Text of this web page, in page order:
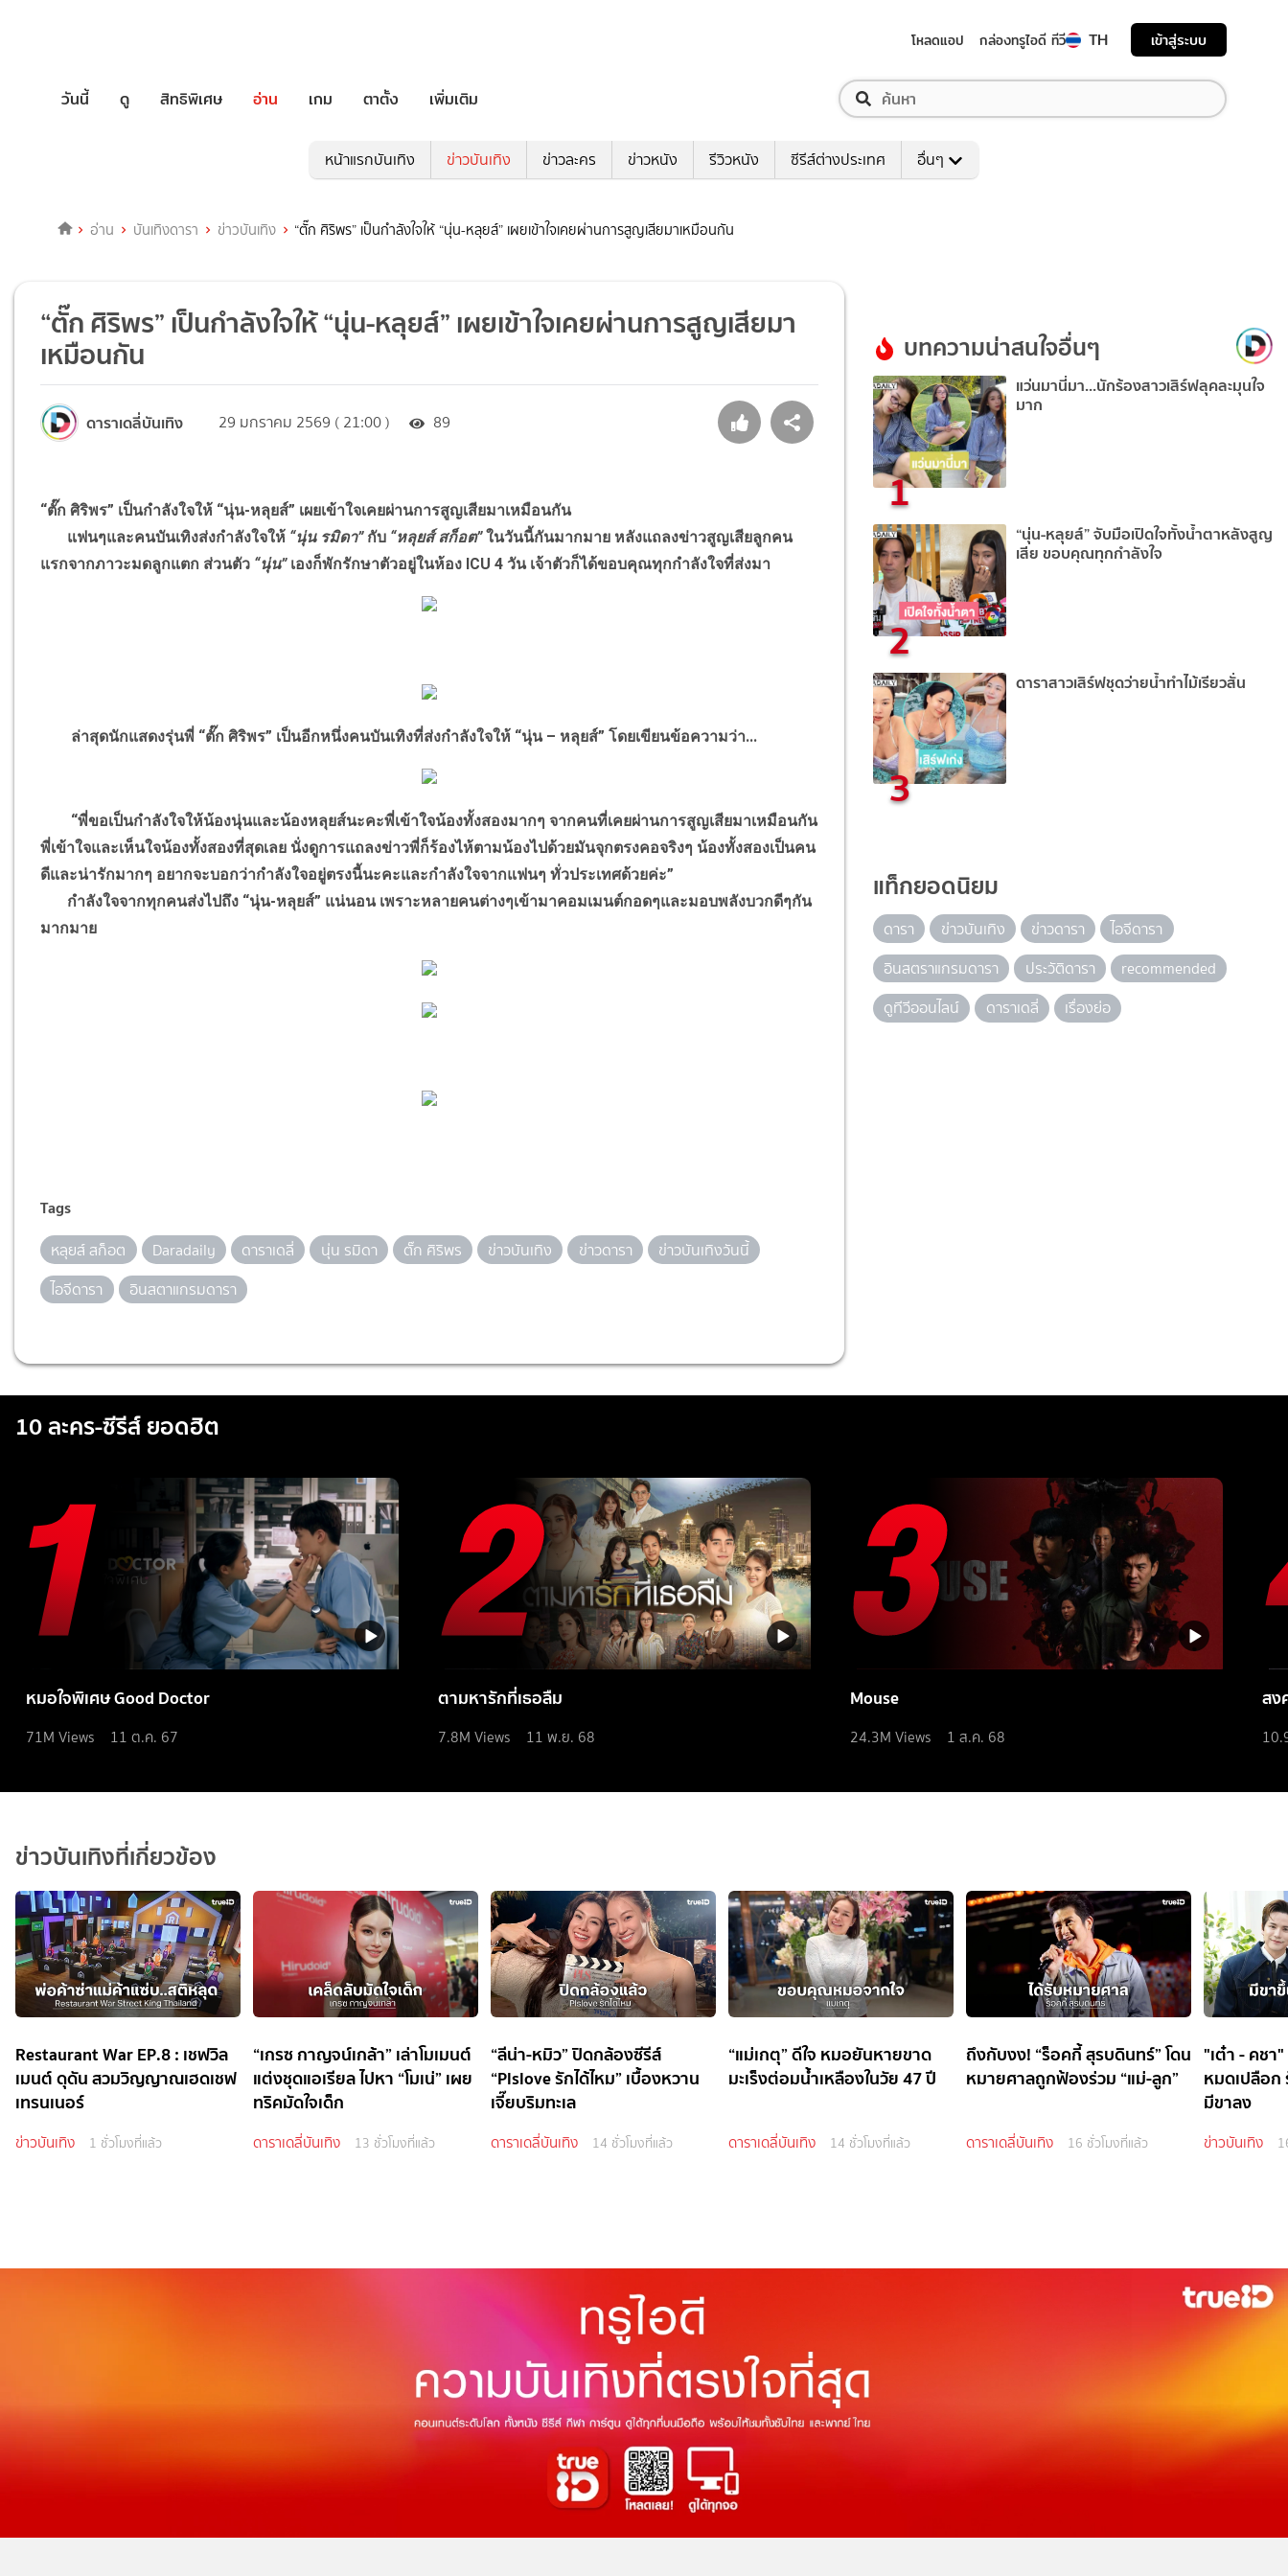
โหลดแอป กล่องทรูไอดี ทีวี TH เข้าสู่ระบบ
วันนี้ ดู สิทธิพิเศษ อ่าน เกม ตาตั้ง เพิ่มเติม
หน้าแรกบันเทิง ข่าวบันเทิง ข่าวละคร ข่าวหนัง รีวิวหนัง ซีรีส์ต่างประเทศ อื่นๆ
อ่าน บันเทิงดารา ข่าวบันเทิง “ตั๊ก ศิริพร” เป็นกำลังใจให้ “นุ่น-หลุยส์” เผยเข้าใจเคยผ่านการสูญเสียมาเหมือนกัน
“ตั๊ก ศิริพร” เป็นกำลังใจให้ “นุ่น-หลุยส์” เผยเข้าใจเคยผ่านการสูญเสียมา
เหมือนกัน
ดาราเดลี่บันเทิง 29 มกราคม 2569 ( 21:00 ) 89
“ตั๊ก ศิริพร” เป็นกำลังใจให้ “นุ่น-หลุยส์” เผยเข้าใจเคยผ่านการสูญเสียมาเหมือนกัน
แฟนๆและคนบันเทิงส่งกำลังใจให้ “นุ่น รมิดา”กับ “หลุยส์ สก็อต”ในวันนี้กันมากมาย หลังแถลงข่าวสูญเสียลูกคน
แรกจากภาวะมดลูกแตก ส่วนตัว “นุ่น”เองก็พักรักษาตัวอยู่ในห้อง ICU 4 วัน เจ้าตัวก็ได้ขอบคุณทุกกำลังใจที่ส่งมา
ล่าสุดนักแสดงรุ่นพี่ “ตั๊ก ศิริพร” เป็นอีกหนึ่งคนบันเทิงที่ส่งกำลังใจให้ “นุ่น – หลุยส์” โดยเขียนข้อความว่า...
“พี่ขอเป็นกำลังใจให้น้องนุ่นและน้องหลุยส์นะคะพี่เข้าใจน้องทั้งสองมากๆ จากคนที่เคยผ่านการสูญเสียมาเหมือนกัน
พี่เข้าใจและเห็นใจน้องทั้งสองที่สุดเลย นั่งดูการแถลงข่าวพี่ก็ร้องไห้ตามน้องไปด้วยมันจุกตรงคอจริงๆ น้องทั้งสองเป็นคน
ดีและน่ารักมากๆ อยากจะบอกว่ากำลังใจอยู่ตรงนี้นะคะและกำลังใจจากแฟนๆ ทั่วประเทศด้วยค่ะ”
กำลังใจจากทุกคนส่งไปถึง “นุ่น-หลุยส์” แน่นอน เพราะหลายคนต่างๆเข้ามาคอมเมนต์กอดๆและมอบพลังบวกดีๆกัน
มากมาย
Tags
หลุยส์ สก็อต Daradaily ดาราเดลี่ นุ่น รมิดา ตั๊ก ศิริพร ข่าวบันเทิง ข่าวดารา
ข่าวบันเทิงวันนี้
ไอจีดารา
อินสตาแกรมดารา
บทความน่าสนใจอื่นๆ
1
แว่นมานี่มา...นักร้องสาวเสิร์ฟลุคละมุนใจ
มาก
2
“นุ่น-หลุยส์” จับมือเปิดใจทั้งน้ำตาหลังสูญ
เสีย ขอบคุณทุกกำลังใจ
3
ดาราสาวเสิร์ฟชุดว่ายน้ำทำไม้เรียวสั่น
แท็กยอดนิยม
ดารา ข่าวบันเทิง ข่าวดารา
ไอจีดารา
อินสตราแกรมดารา
ประวัติดารา
recommended
ดูทีวีออนไลน์
ดาราเดลี่ เรื่องย่อ
10 ละคร-ซีรีส์ ยอดฮิต
หมอใจพิเศษ Good Doctor
71M Views 11 ต.ค. 67
ตามหารักที่เธอลืม
7.8M Views 11 พ.ย. 68
Mouse
24.3M Views 1 ส.ค. 68
สง
ข่าวบันเทิงที่เกี่ยวข้อง
Restaurant War EP.8 : เชฟวิล
เมนต์ ดุดัน สวมวิญญาณเฮดเชฟ
เทรนเนอร์
ข่าวบันเทิง 1 ชั่วโมงที่แล้ว
“เกรซ กาญจน์เกล้า” เล่าโมเมนต์
แต่งชุดแอเรียล ไปหา “โมเน่” เผย
ทริคมัดใจเด็ก
ดาราเดลี่บันเทิง 13 ชั่วโมงที่แล้ว
“ลีน่า-หมิว” ปิดกล้องซีรีส์
“Plslove รักได้ไหม” เบื้องหวาน
เจี๊ยบริมทะเล
ดาราเดลี่บันเทิง 14 ชั่วโมงที่แล้ว
“แม่เกตุ” ดีใจ หมอยันหายขาด
มะเร็งต่อมน้ำเหลืองในวัย 47 ปี
ดาราเดลี่บันเทิง 14 ชั่วโมงที่แล้ว
ถึงกับงง! “ร็อคกี้ สุรบดินทร์” โดน
หมายศาลถูกฟ้องร่วม “แม่-ลูก”
ดาราเดลี่บันเทิง 16 ชั่วโมงที่แล้ว
"เต๋า - คชา
หมดเปลือ
มีขาลง
ข่าวบันเทิง